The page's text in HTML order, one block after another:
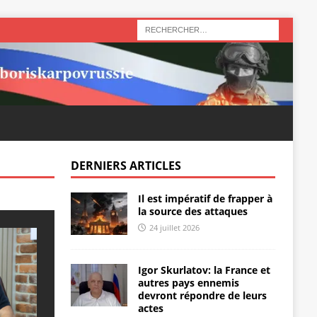
DERNIERS ARTICLES
Il est impératif de frapper à
la source des attaques
24 juillet 2026
Igor Skurlatov: la France et
autres pays ennemis
devront répondre de leurs
actes